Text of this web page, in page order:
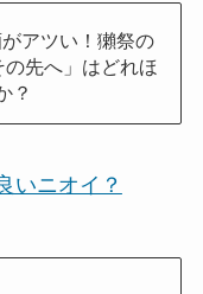
アツい！獺祭の
先へ」はどれほ
？
いニオイ？